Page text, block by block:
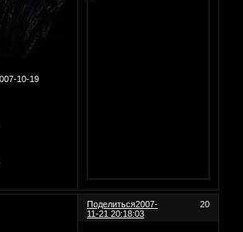
10-19
Поделиться 20
2007-
11-21 20:18:03